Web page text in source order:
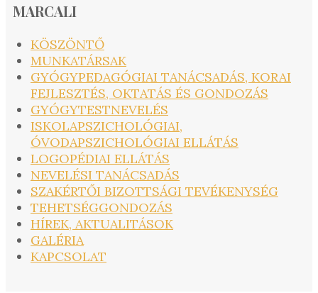
MARCALI
KÖSZÖNTŐ
MUNKATÁRSAK
GYÓGYPEDAGÓGIAI TANÁCSADÁS, KORAI
FEJLESZTÉS, OKTATÁS ÉS GONDOZÁS
GYÓGYTESTNEVELÉS
ISKOLAPSZICHOLÓGIAI,
ÓVODAPSZICHOLÓGIAI ELLÁTÁS
LOGOPÉDIAI ELLÁTÁS
NEVELÉSI TANÁCSADÁS
SZAKÉRTŐI BIZOTTSÁGI TEVÉKENYSÉG
TEHETSÉGGONDOZÁS
HÍREK, AKTUALITÁSOK
GALÉRIA
KAPCSOLAT